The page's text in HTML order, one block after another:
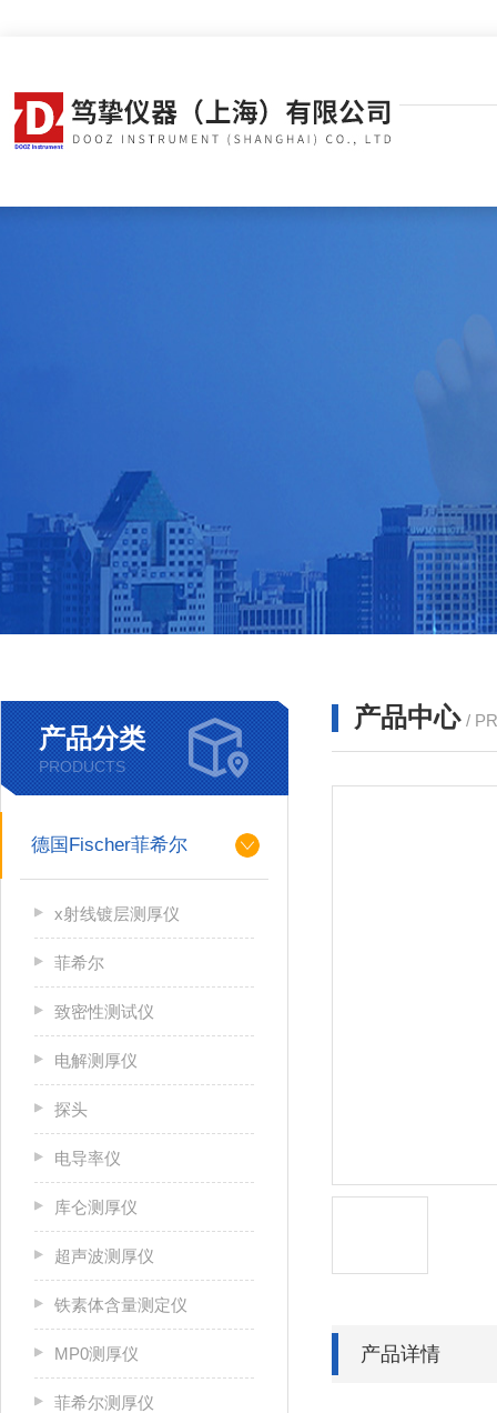
产品分类
PRODUCTS
德国Fischer菲希尔
x射线镀层测厚仪
菲希尔
致密性测试仪
电解测厚仪
探头
电导率仪
库仑测厚仪
超声波测厚仪
铁素体含量测定仪
MP0测厚仪
菲希尔测厚仪
产品中心 /
产品详情